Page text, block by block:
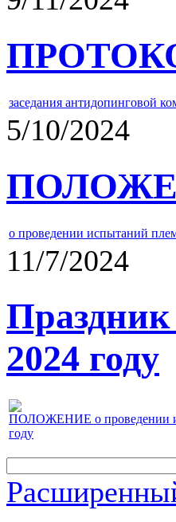
заседания антидопинговой
5/10/2024
о проведении испытаний
11/7/2024
Праздник
2024 году
ПОЛОЖЕНИЕ о проведении
году